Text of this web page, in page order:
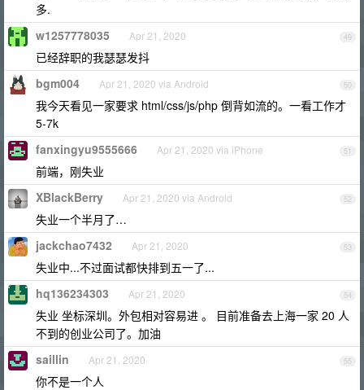
多.
49
w1257778035 Apr 21, 2020
已经辞职的我瑟瑟发抖
50
bgm004 Apr 21, 2020 via Android
我今天看见一家要求 html/css/js/php 倒背如流的。一看工作才
5-7k
51
fanxingyu9555666 Apr 21, 2020 via iPhone
前端，刚失业
52
XBlackBerry Apr 21, 2020 via Android
失业一个半月了…
53
jackchao7432 Apr 21, 2020
失业中...不过面试都快排到五一了...
54
hq136234303 Apr 21, 2020
失业 坐标深圳。外包相对容易进 。 目前准备去上海一家 20 人
不到的创业公司了。加油
55
saillin Apr 21, 2020
你不是一个人